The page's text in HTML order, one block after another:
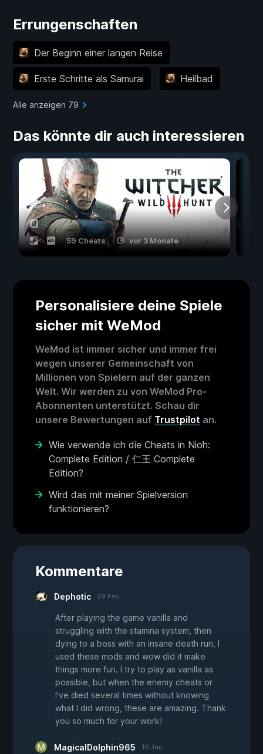
Errungenschaften
Der Beginn einer langen Reise
Erste Schritte als Samurai Heilbad
Alle anzeigen 79
Das könnte dir auch interessieren
59 Cheats vor 3 Monate
Personalisiere deine Spiele
sicher mit WeMod
WeMod ist immer sicher und immer frei
wegen unserer Gemeinschaft von
Millionen von Spielern auf der ganzen
Welt. Wir werden zu von WeMod Pro-
Abonnenten unterstützt. Schau dir
unsere Bewertungen auf Trustpilot an.
Wie verwende ich die Cheats in Nioh:
Complete Edition / 仁王 Complete
Edition?
Wird das mit meiner Spielversion
funktionieren?
Kommentare
Dephotic 29 Feb
After playing the game vanilla and
struggling with the stamina system, then
dying to a boss with an insane death run, I
used these mods and wow did it make
things more fun. I try to play as vanilla as
possible, but when the enemy cheats or
I've died several times without knowing
what I did wrong, these are amazing. Thank
you so much for your work!
MagicalDolphin965 16 Jan